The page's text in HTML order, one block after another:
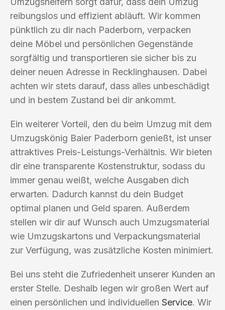
reibungslos und effizient abläuft. Wir kommen
pünktlich zu dir nach Paderborn, verpacken
deine Möbel und persönlichen Gegenstände
sorgfältig und transportieren sie sicher bis zu
deiner neuen Adresse in Recklinghausen. Dabei
achten wir stets darauf, dass alles unbeschädigt
und in bestem Zustand bei dir ankommt.
Ein weiterer Vorteil, den du beim Umzug mit dem
Umzugskönig Baier Paderborn genießt, ist unser
attraktives Preis-Leistungs-Verhältnis. Wir bieten
dir eine transparente Kostenstruktur, sodass du
immer genau weißt, welche Ausgaben dich
erwarten. Dadurch kannst du dein Budget
optimal planen und Geld sparen. Außerdem
stellen wir dir auf Wunsch auch Umzugsmaterial
wie Umzugskartons und Verpackungsmaterial
zur Verfügung, was zusätzliche Kosten minimiert.
Bei uns steht die Zufriedenheit unserer Kunden an
erster Stelle. Deshalb legen wir großen Wert auf
einen persönlichen und individuellen Service. Wir